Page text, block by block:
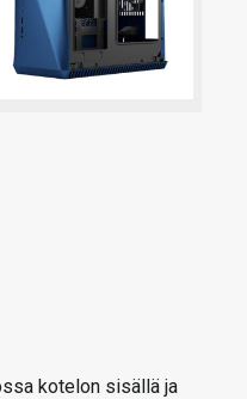
kotelon sisällä ja